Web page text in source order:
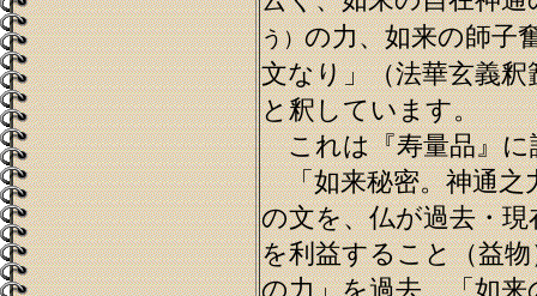
う）の力、如来の師子
文なり」（法華玄義
と釈しています。
これは『寿量品』に
「如来秘密。神通之
の文を、仏が過去・
を利益すること（益
の力」を過去、「如